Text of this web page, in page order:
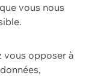
vous nous
opposer à